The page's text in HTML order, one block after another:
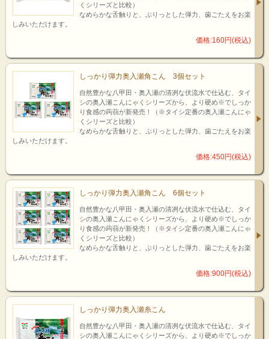
くシリーズと比較）
なめらかな舌触りと、ぷりっとした弾力、歯ごたえをお楽
しみいただけます。
価格:160円(税込)
しっかり弾力奥入瀬角こん 3個セット
自然豊かな八甲田・奥入瀬の清冽な伏流水で仕込む、タイ
シの奥入瀬こんにゃくシリーズから、より硬め※でしっか
り食感の蒟蒻が新発売！（※タイシ定番の奥入瀬こんにゃ
くシリーズと比較）
なめらかな舌触りと、ぷりっとした弾力、歯ごたえをお楽
しみいただけます。
価格:450円(税込)
しっかり弾力奥入瀬角こん 6個セット
自然豊かな八甲田・奥入瀬の清冽な伏流水で仕込む、タイ
シの奥入瀬こんにゃくシリーズから、より硬め※でしっか
り食感の蒟蒻が新発売！（※タイシ定番の奥入瀬こんにゃ
くシリーズと比較）
なめらかな舌触りと、ぷりっとした弾力、歯ごたえをお楽
しみいただけます。
価格:900円(税込)
しっかり弾力奥入瀬糸こん
自然豊かな八甲田・奥入瀬の清冽な伏流水で仕込む、タイ
シの奥入瀬こんにゃくシリーズから、より硬め※でしっか